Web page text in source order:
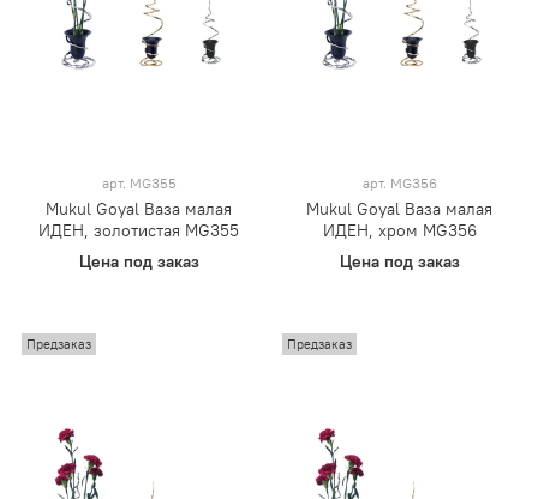
арт. MG355
Mukul Goyal Ваза малая
ИДЕН, золотистая MG355
Цена под заказ
арт. MG356
Mukul Goyal Ваза малая
ИДЕН, хром MG356
Цена под заказ
Предзаказ Предзаказ